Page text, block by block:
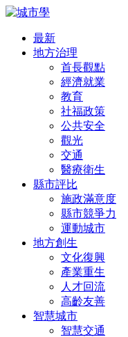
最新
地方治理
首長觀點
經濟就業
教育
社福政策
公共安全
觀光
交通
醫療衛生
縣市評比
施政滿意度
縣市競爭力
運動城市
地方創生
文化復興
產業重生
人才回流
高齡友善
智慧城市
智慧交通